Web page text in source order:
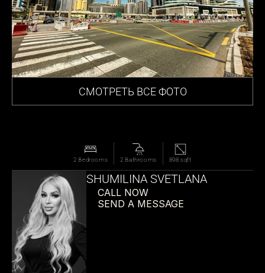
СМОТРЕТЬ ВСЕ ФОТО
2 Bedrooms 2 Bathrooms 898 sqft
SHUMILINA SVETLANA
CALL NOW
SEND A MESSAGE